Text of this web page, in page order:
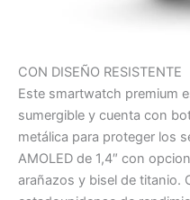
CON DISEÑO RESISTENTE
Este smartwatch premium
sumergible y cuenta con
metálica para proteger los
AMOLED de 1,4″ con
arañazos y bisel de titanio.